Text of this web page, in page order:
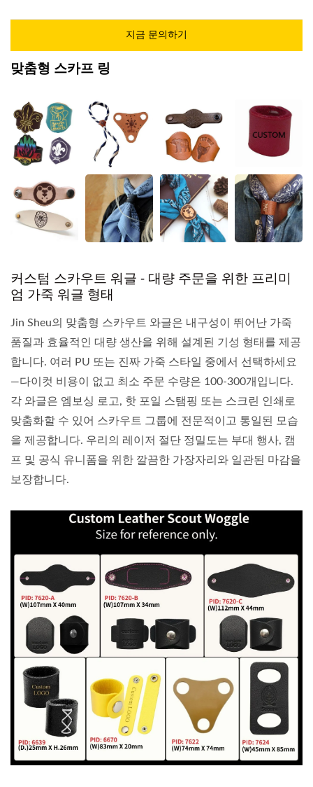
지금 문의하기
맞춤형 스카프 링
커스텀 스카우트 워글 - 대량 주문을 위한 프리미
엄 가죽 워글 형태
Jin Sheu의 맞춤형 스카우트 와글은 내구성이 뛰어난 가죽
품질과 효율적인 대량 생산을 위해 설계된 기성 형태를 제공
합니다. 여러 PU 또는 진짜 가죽 스타일 중에서 선택하세요
—다이컷 비용이 없고 최소 주문 수량은 100-300개입니다.
각 와글은 엠보싱 로고, 핫 포일 스탬핑 또는 스크린 인쇄로
맞춤화할 수 있어 스카우트 그룹에 전문적이고 통일된 모습
을 제공합니다. 우리의 레이저 절단 정밀도는 부대 행사, 캠
프 및 공식 유니폼을 위한 깔끔한 가장자리와 일관된 마감을
보장합니다.